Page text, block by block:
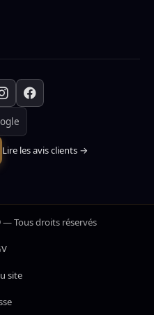
Lire les avis clients →
— Tous droits réservés
site